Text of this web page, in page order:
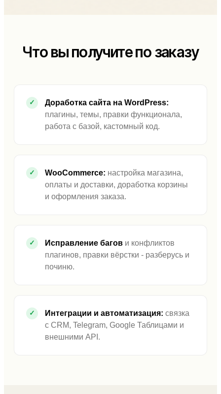
Что вы получите по заказу
Доработка сайта на WordPress:
плагины, темы, правки функционала,
работа с базой, кастомный код.
WooCommerce: настройка магазина,
оплаты и доставки, доработка корзины
и оформления заказа.
Исправление багов и конфликтов
плагинов, правки вёрстки - разберусь и
починю.
Интеграции и автоматизация: связка
с CRM, Telegram, Google Таблицами и
внешними API.